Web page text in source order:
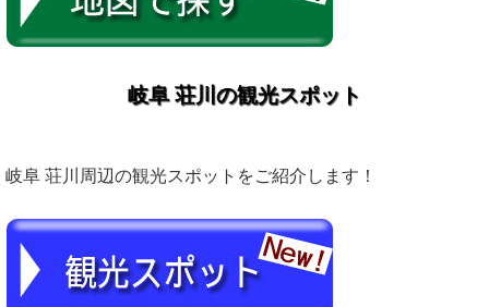
岐阜 荘川の観光スポット
岐阜 荘川周辺の観光スポットをご紹介します！